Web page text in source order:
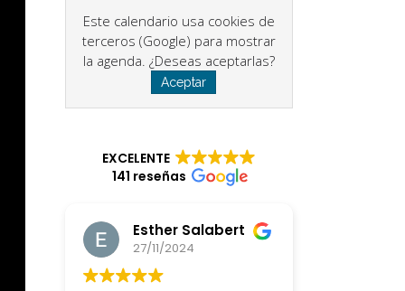
Este calendario usa cookies de
terceros (Google) para mostrar
la agenda. ¿Deseas aceptarlas?
Aceptar
EXCELENTE
141 reseñas
Esther Salabert
27/11/2024